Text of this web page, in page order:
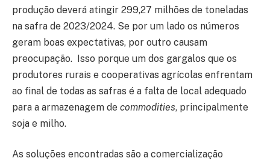
produção deverá atingir 299,27 milhões de toneladas
na safra de 2023/2024. Se por um lado os números
geram boas expectativas, por outro causam
preocupação. Isso porque um dos gargalos que os
produtores rurais e cooperativas agrícolas enfrentam
ao final de todas as safras é a falta de local adequado
para a armazenagem de commodities, principalmente
soja e milho.
As soluções encontradas são a comercialização